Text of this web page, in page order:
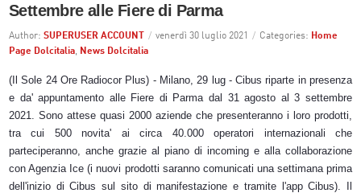
Settembre alle Fiere di Parma
Author: SUPERUSER ACCOUNT / venerdì 30 luglio 2021 / Categories: Home
Page Dolcitalia, News Dolcitalia
(Il Sole 24 Ore Radiocor Plus) - Milano, 29 lug - Cibus riparte in presenza
e da' appuntamento alle Fiere di Parma dal 31 agosto al 3 settembre
2021. Sono attese quasi 2000 aziende che presenteranno i loro prodotti,
tra cui 500 novita' ai circa 40.000 operatori internazionali che
parteciperanno, anche grazie al piano di incoming e alla collaborazione
con Agenzia Ice (i nuovi prodotti saranno comunicati una settimana prima
dell'inizio di Cibus sul sito di manifestazione e tramite l'app Cibus). Il